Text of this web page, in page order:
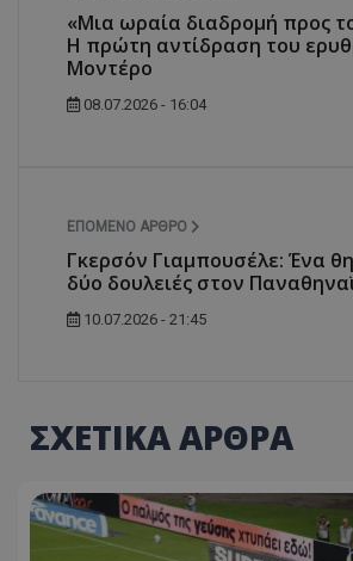
«Μια ωραία διαδρομή προς
Η πρώτη αντίδραση του
Μοντέρο
08.07.2026 - 16:04
ΕΠΌΜΕΝΟ ΆΡΘΡΟ
Γκερσόν Γιαμπουσέλε: Ένα
δύο δουλειές στον
10.07.2026 - 21:45
ΣΧΕΤΙΚΑ ΑΡΘΡΑ